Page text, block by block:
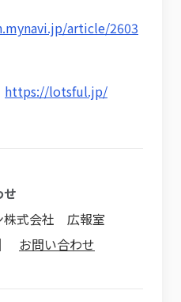
article/2603
https://lotsful.jp/
株式会社 広報室
お問い合わせ